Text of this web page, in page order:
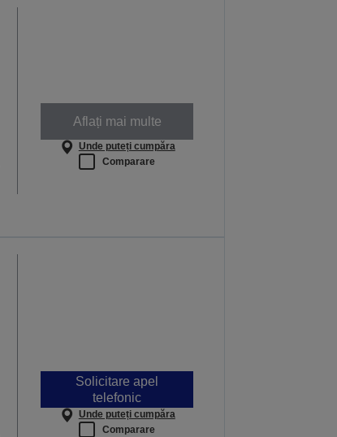
Aflați mai multe
Unde puteți cumpăra
Comparare
Solicitare apel
telefonic
Unde puteți cumpăra
Comparare